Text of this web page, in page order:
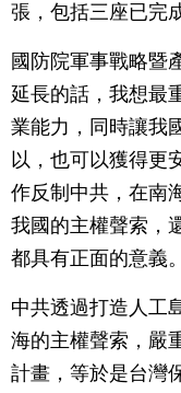
張，包括三座已完
國防院軍事戰略暨
延長的話，我想最
業能力，同時讓我
以，也可以獲得更
作反制中共，在南
我國的主權聲索，
都具有正面的意義
中共透過打造人工
海的主權聲索，嚴
計畫，等於是台灣